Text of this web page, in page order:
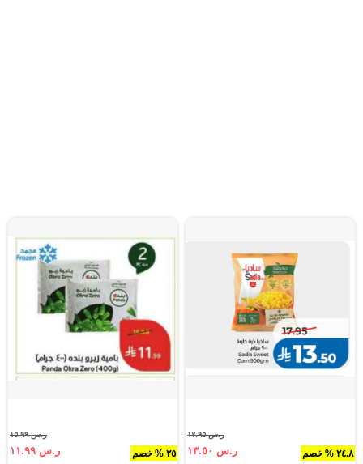
٢٤.٨ % خصم
ر.س ١٧.٩٥
ر.س ١٣.٥٠ ٢٥ % خصم
ر.س ١٥.٩٩
ر.س ١١.٩٩